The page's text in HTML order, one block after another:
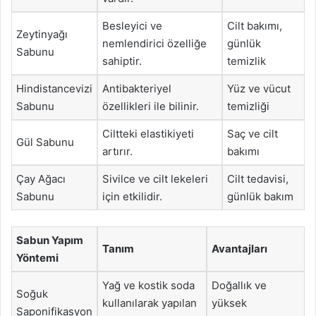
Zeytinyağı
Sabunu
Besleyici ve
nemlendirici özelliğe
sahiptir.
Cilt bakımı,
günlük
temizlik
Hindistancevizi
Sabunu
Antibakteriyel
özellikleri ile bilinir.
Yüz ve vücut
temizliği
Gül Sabunu
Ciltteki elastikiyeti
artırır.
Saç ve cilt
bakımı
Çay Ağacı
Sabunu
Sivilce ve cilt lekeleri
için etkilidir.
Cilt tedavisi,
günlük bakım
Sabun Yapım
Yöntemi
Tanım Avantajları
Soğuk
Saponifikasyon
Yağ ve kostik soda
kullanılarak yapılan
Doğallık ve
yüksek